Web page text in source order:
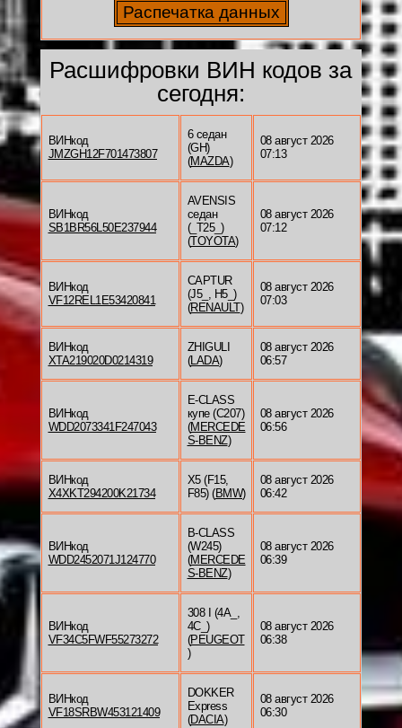
Расшифровки ВИН кодов за
сегодня:
ВИНкод
JMZGH12F701473807
6 седан
(GH)
(MAZDA)
08 август 2026
07:13
ВИНкод
SB1BR56L50E237944
AVENSIS
седан
(_T25_)
(TOYOTA)
08 август 2026
07:12
ВИНкод
VF12REL1E53420841
CAPTUR
(J5_, H5_)
(RENAULT)
08 август 2026
07:03
ВИНкод
XTA219020D0214319
ZHIGULI
(LADA)
08 август 2026
06:57
ВИНкод
WDD2073341F247043
E-CLASS
купе (C207)
(MERCEDE
S-BENZ)
08 август 2026
06:56
ВИНкод
X4XKT294200K21734
X5 (F15,
F85) (BMW)
08 август 2026
06:42
ВИНкод
WDD2452071J124770
B-CLASS
(W245)
(MERCEDE
S-BENZ)
08 август 2026
06:39
ВИНкод
VF34C5FWF55273272
308 I (4A_,
4C_)
(PEUGEOT
)
08 август 2026
06:38
ВИНкод
VF18SRBW453121409
DOKKER
Express
(DACIA)
08 август 2026
06:30